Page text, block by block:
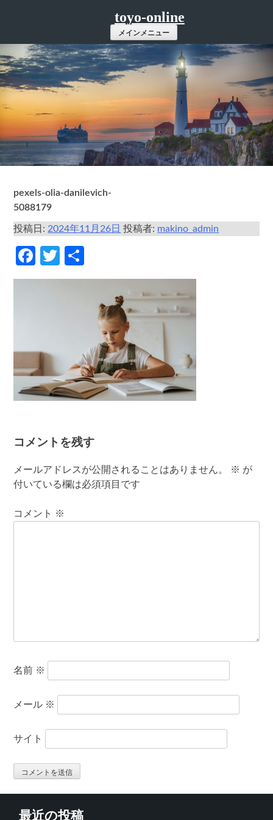
ツ
へ
ス
キ
ッ
プ
toyo-online
メインメニュー
pexels-olia-danilevich-
5088179
投稿日: 2024年11月26日 投稿者: makino_admin
Facebook
Twitter
有
コメントを残す
メールアドレスが公開されることはありません。 ※ が
付いている欄は必須項目です
コメント ※
名前 ※
メール ※
サイト
最近の投稿